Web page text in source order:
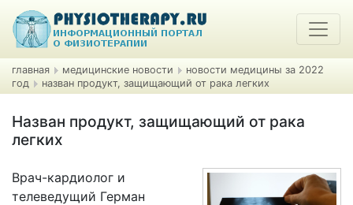
главная медицинские новости
новости медицины за 2022
год
назван продукт, защищающий от рака легких
Назван продукт, защищающий от рака
легких
Врач-кардиолог и
телеведущий Герман